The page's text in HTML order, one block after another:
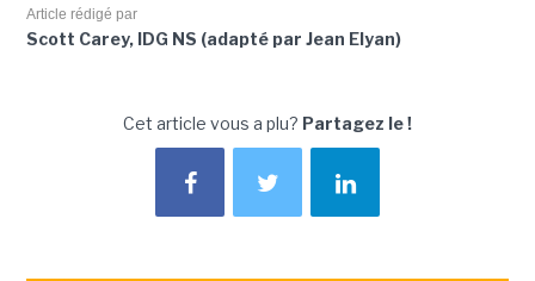
Article rédigé par
Scott Carey, IDG NS (adapté par Jean Elyan)
Cet article vous a plu? Partagez le !